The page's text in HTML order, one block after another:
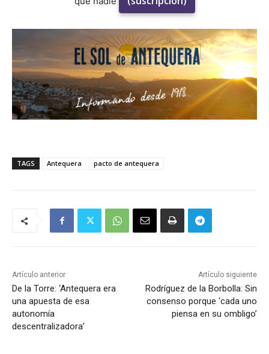
TAGS Antequera pacto de antequera
Artículo anterior
De la Torre: ‘Antequera era
una apuesta de esa
autonomía
descentralizadora’
Artículo siguiente
Rodríguez de la Borbolla: Sin
consenso porque ‘cada uno
piensa en su ombligo’